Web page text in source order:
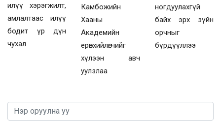
илүү хэрэгжилт,
амлалтаас илүү
бодит үр дүн
чухал
Камбожийн
Хааны
Академийн
ерөнхийлөгчийг
хүлээн авч
уулзлаа
ногдуулахгүй
байх эрх зүйн
орчныг
бүрдүүллээ